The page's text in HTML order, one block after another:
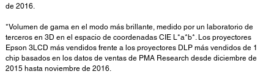
de 2016.
*Volumen de gama en el modo más brillante, medido por un laboratorio de
terceros en 3D en el espacio de coordenadas CIE L*a*b*. Los proyectores
Epson 3LCD más vendidos frente a los proyectores DLP más vendidos de 1
chip basados en los datos de ventas de PMA Research desde diciembre de
2015 hasta noviembre de 2016.